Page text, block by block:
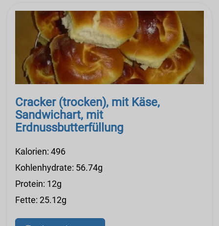
Cracker (trocken), mit Käse,
Sandwichart, mit
Erdnussbutterfüllung
Kalorien: 496
Kohlenhydrate: 56.74g
Protein: 12g
Fette: 25.12g